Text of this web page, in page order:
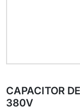
CAPACITOR
380V